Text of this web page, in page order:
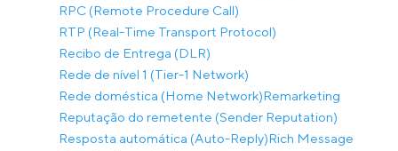
RPC (Remote Procedure Call)
RTP (Real-Time Transport Protocol)
Recibo de Entrega (DLR)
Rede de nível 1 (Tier-1 Network)
Rede doméstica (Home Network)Remarketing
Reputação do remetente (Sender Reputation)
Resposta automática (Auto-Reply)Rich Message